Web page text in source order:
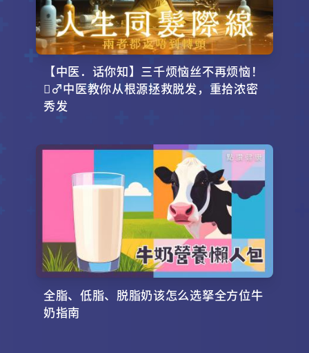
【中医．话你知】三千烦恼丝不再烦恼！
‍♂️中医教你从根源拯救脱发，重拾浓密
秀发
全脂、低脂、脱脂奶该怎么选拏全方位牛
奶指南